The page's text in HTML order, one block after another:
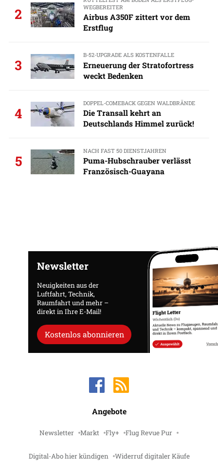
2
WEGBEREITER
Airbus A350F zittert vor dem
Erstflug
3
B-52-UPGRADE ALS KOSTENFALLE
Erneuerung der Stratofortress
weckt Bedenken
4
DOPPEL-COMEBACK GEGEN WALDBRÄNDE
Die Transall kehrt an
Deutschlands Himmel zurück!
5
NACH FAST 50 DIENSTJAHREN
Puma-Hubschrauber verlässt
Französisch-Guayana
Newsletter
Neuigkeiten aus der
Luftfahrt, Technik,
Raumfahrt und mehr –
direkt in Ihre E-Mail!
Kostenlos abonnieren
Angebote
Newsletter Markt Fly+ Flug Revue Pur
Digital-Abo hier kündigen Widerruf digitaler Käufe